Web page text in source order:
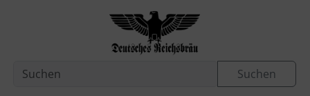
Sprungnavigation
Springe zum Inhalt Springe zur Navigation
Suchen